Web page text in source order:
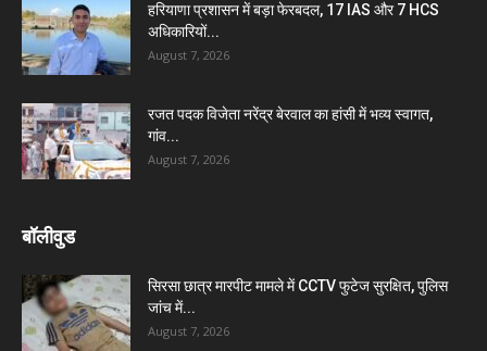
हरियाणा प्रशासन में बड़ा फेरबदल, 17 IAS और 7 HCS
अधिकारियों...
August 7, 2026
रजत पदक विजेता नरेंद्र बेरवाल का हांसी में भव्य स्वागत,
गांव...
August 7, 2026
बॉलीवुड
सिरसा छात्र मारपीट मामले में CCTV फुटेज सुरक्षित, पुलिस
जांच में...
August 7, 2026